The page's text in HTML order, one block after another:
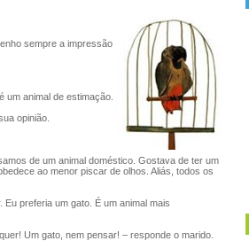
sempre a impressão
um animal de estimação.
opinião.
de um animal doméstico. Gostava de ter um
ao menor piscar de olhos. Aliás, todos os
preferia um gato. É um animal mais
Um gato, nem pensar! – responde o marido.